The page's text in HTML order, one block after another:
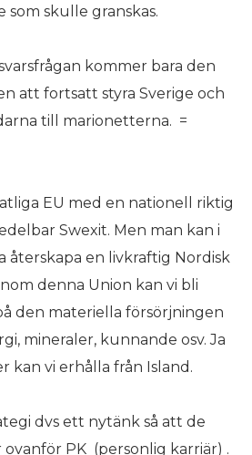
som skulle granskas.
kommer bara den
att fortsatt styra Sverige och
till marionetterna. =
EU med en nationell riktig
Swexit. Men man kan i
återskapa en livkraftig Nordisk
denna Union kan vi bli
den materiella försörjningen
mineraler, kunnande osv. Ja
kan vi erhålla från Island.
dvs ett nytänk så att de
ovanför PK (personlig karriär) .